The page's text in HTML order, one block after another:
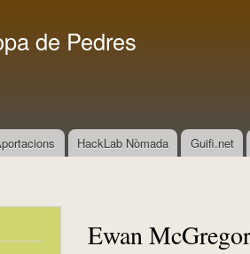
de Pedres
HackLab Nòmada Guifi.net
Ewan McGregor